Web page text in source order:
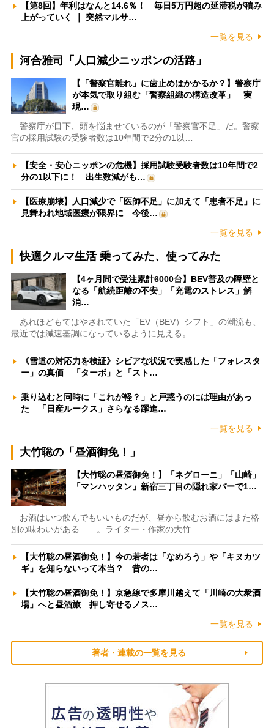
【第8回】年利はなんと14.6％！ 毎日5万円超の延滞税が積み
上がっていく ｜ 突然マルサ…
一覧を見る
河合雅司「人口減少ニッポンの活路」
【「警察官離れ」に歯止めはかかるか？】警察庁
が本気で取り組む「警察組織の構造改革」 実
現…
警察庁が目下、頭を悩ませているのが「警察官不足」だ。警察
官の採用試験の受験者数は10年間で2分の1以…
【安全・安心ニッポンの危機】採用試験受験者数は10年間で2
分の1以下に！ 出生数減がも…
【医療崩壊】人口減少で「医師不足」に加えて「患者不足」に
見舞われ地域医療が限界に 今後…
一覧を見る
快適クルマ生活 乗ってみた、使ってみた
【4ヶ月間で受注累計6000台】BEV普及の障壁と
なる「航続距離の不安」「充電のストレス」解
消…
あれほどもてはやされていた「EV（BEV）シフト」の潮流も、
最近では減速基調になっているように見える。…
《雪道の対応力を検証》シビアな状況で実感した「フォレスタ
ー」の真価 「ターボ」と「スト…
乗り込むと同時に「これが軽？」と戸惑うのには理由があっ
た 「日産ルークス」さらなる躍進…
一覧を見る
大竹聡の「昼酒御免！」
【大竹聡の昼酒御免！】「ネグローニ」「山崎」
「マンハッタン」新宿三丁目の隠れ家バーで1…
お酒はいつ飲んでもいいものだが、昼から飲むお酒にはまた格
別の味わいがある――。ライター・作家の大竹…
【大竹聡の昼酒御免！】今の若者は「なめろう」や「キヌカツ
ギ」を知らないって本当？ 昔の…
【大竹聡の昼酒御免！】京急線で多摩川越えて「川崎の大衆酒
場」へと昼酒旅 押し寄せるノス…
一覧を見る
著者・連載の一覧を見る